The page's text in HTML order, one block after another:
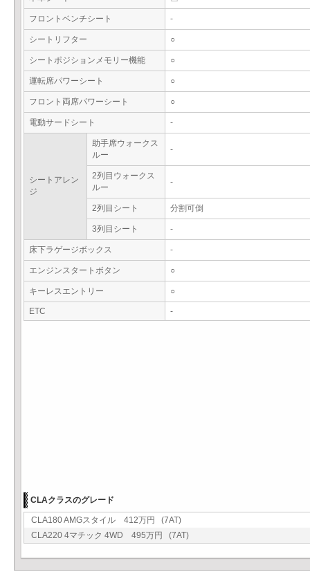
フロントベンチシート -
シートリフター ○
シートポジションメモリー機能 ○
運転席パワーシート ○
フロント両席パワーシート ○
電動サードシート -
シートアレン
ジ
助手席ウォークス
ルー
-
2列目ウォークス
ルー
-
2列目シート 分割可倒
3列目シート -
床下ラゲージボックス -
エンジンスタートボタン ○
キーレスエントリー ○
ETC -
CLAクラスのグレード
CLA180 AMGスタイル 412万円 (7AT)
CLA220 4マチック 4WD 495万円 (7AT)